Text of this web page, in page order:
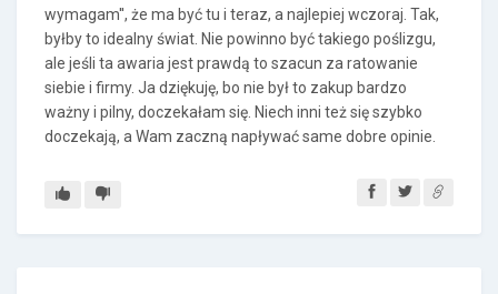
wymagam'', że ma być tu i teraz, a najlepiej wczoraj. Tak,
byłby to idealny świat. Nie powinno być takiego poślizgu,
ale jeśli ta awaria jest prawdą to szacun za ratowanie
siebie i firmy. Ja dziękuję, bo nie był to zakup bardzo
ważny i pilny, doczekałam się. Niech inni też się szybko
doczekają, a Wam zaczną napływać same dobre opinie.